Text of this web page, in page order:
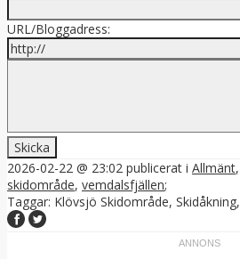
URL/Bloggadress:
2026-02-22 @ 23:02 publicerat i Allmänt,
skidområde, vemdalsfjällen;
Taggar: Klövsjö Skidområde, Skidåkning,